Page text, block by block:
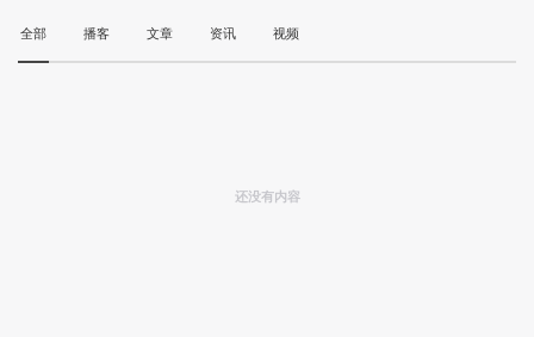
全部 播客 文章 资讯 视频
还没有内容